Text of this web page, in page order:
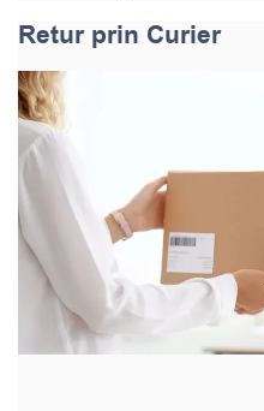
Retur prin Curier